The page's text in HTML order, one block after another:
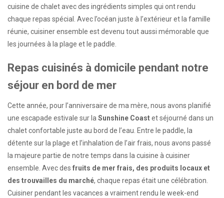
cuisine de chalet avec des ingrédients simples qui ont rendu
chaque repas spécial. Avec l’océan juste à l’extérieur et la famille
réunie, cuisiner ensemble est devenu tout aussi mémorable que
les journées à la plage et le paddle.
Repas cuisinés à domicile pendant notre
séjour en bord de mer
Cette année, pour l’anniversaire de ma mère, nous avons planifié
une escapade estivale sur laSunshine Coastet séjourné dans un
chalet confortable juste au bord de l’eau. Entre le paddle, la
détente sur la plage et l’inhalation de l’air frais, nous avons passé
la majeure partie de notre temps dans la cuisine à cuisiner
ensemble. Avec des fruits de mer frais, des produits locaux et
des trouvailles du marché, chaque repas était une célébration.
Cuisiner pendant les vacances a vraiment rendu le week-end